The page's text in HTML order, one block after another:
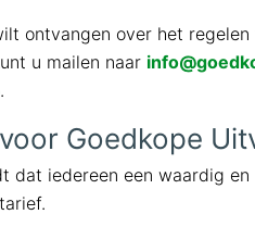
ontvangen over het
u mailen naar
.
Goedkope
dat iedereen een waardig en